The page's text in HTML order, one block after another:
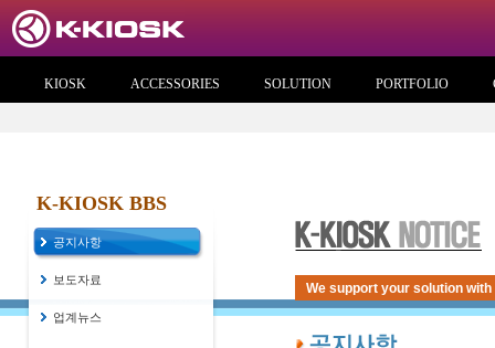
KIOSK ACCESSORIES SOLUTION PORTFOLIO
K-KIOSK BBS
공지사항
보도자료
업계뉴스
We support your solution